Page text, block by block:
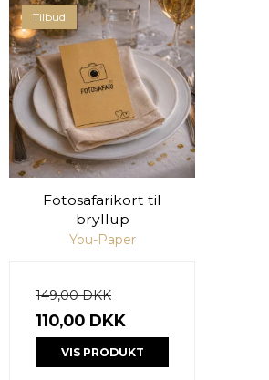
Tilbud
Fotosafarikort til
bryllup
You-Paper
149,00 DKK
110,00 DKK
VIS PRODUKT